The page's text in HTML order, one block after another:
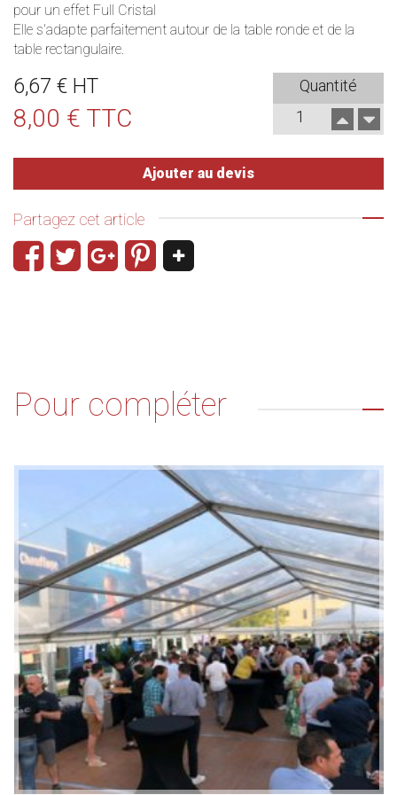
pour un effet Full Cristal
Elle s'adapte parfaitement autour de la table ronde et de la
table rectangulaire.
6,67 € HT
8,00 € TTC
Quantité
Ajouter au devis
Partagez cet article
Pour compléter